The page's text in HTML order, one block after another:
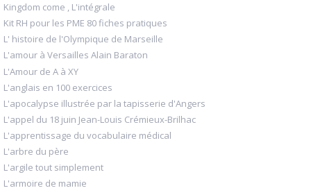
Kingdom come , L'intégrale
Kit RH pour les PME 80 fiches pratiques
L' histoire de l'Olympique de Marseille
L'amour à Versailles Alain Baraton
L'Amour de A à XY
L'anglais en 100 exercices
L'apocalypse illustrée par la tapisserie d'Angers
L'appel du 18 juin Jean-Louis Crémieux-Brilhac
L'apprentissage du vocabulaire médical
L'arbre du père
L'argile tout simplement
L'armoire de mamie